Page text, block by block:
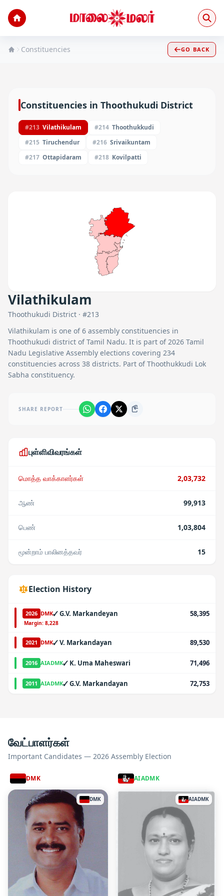
Constituencies GO BACK
Constituencies in Thoothukudi District
#213 Vilathikulam #214 Thoothukkudi
#215 Tiruchendur #216 Srivaikuntam
#217 Ottapidaram #218 Kovilpatti
Vilathikulam
Thoothukudi District · #213
Vilathikulam is one of6 assembly constituencies in
Thoothukudi district of Tamil Nadu. It is part of 2026 Tamil
Nadu Legislative Assembly elections covering 234
constituencies across 38 districts. Part of Thoothukkudi Lok
Sabha constituency.
SHARE REPORT
புள்ளிவிவரங்கள்
மொத்த வாக்காளர்கள் 2,03,732
ஆண் 99,913
பெண் 1,03,804
மூன்றாம் பாலினத்தவர் 15
Election History
2026 DMK✓G.V. Markandeyan 58,395
·Margin: 8,228
2021 DMK✓V. Markandayan 89,530
2016 AIADMK✓ K. Uma Maheswari 71,496
2011 AIADMK✓G.V. Markandayan 72,753
வேட்பாளர்கள்
Important Candidates — 2026 Assembly Election
DMK
DMK
AIADMK
AIADMK